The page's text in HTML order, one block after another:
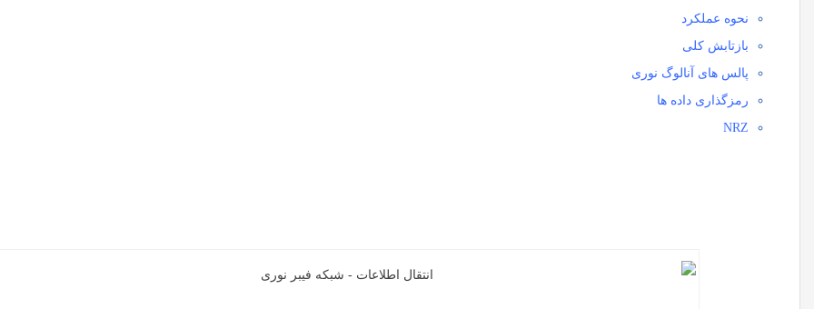
نحوه عملکرد
بازتابش کلی
پالس های آنالوگ نوری
رمزگذاری داده ها
NRZ